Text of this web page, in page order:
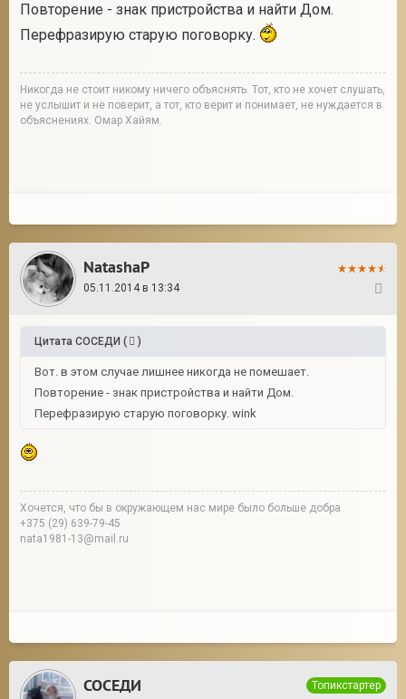
Повторение - знак пристройства и найти Дом.
Перефразирую старую поговорку.
Никогда не стоит никому ничего объяснять. Тот, кто не хочет слушать,
не услышит и не поверит, а тот, кто верит и понимает, не нуждается в
объяснениях. Омар Хайям.
NatashaP
05.11.2014 в 13:34
Цитата СОСЕДИ ( )
Вот. в этом случае лишнее никогда не помешает.
Повторение - знак пристройства и найти Дом.
Перефразирую старую поговорку. wink
Хочется, что бы в окружающем нас мире было больше добра
+375 (29) 639-79-45
nata1981-13@mail.ru
СОСЕДИ
Топикстартер